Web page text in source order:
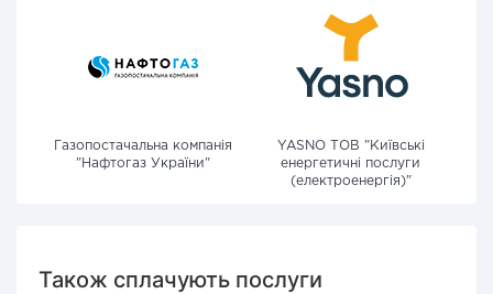
Газопостачальна компанія
"Нафтогаз України"
YASNO ТОВ "Київські
енергетичні послуги
(електроенергія)"
Також сплачують послуги